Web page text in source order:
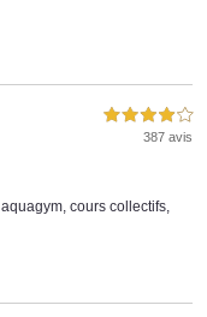
4,0 étoiles sur 5
387 avis
aquagym cours collectifs